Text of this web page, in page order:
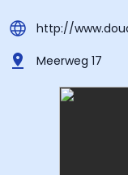
http://
Meerweg 17